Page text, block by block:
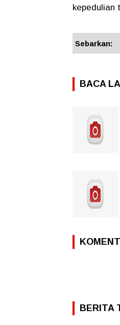
kepedulian
Sebarkan:
BACA
BERITA